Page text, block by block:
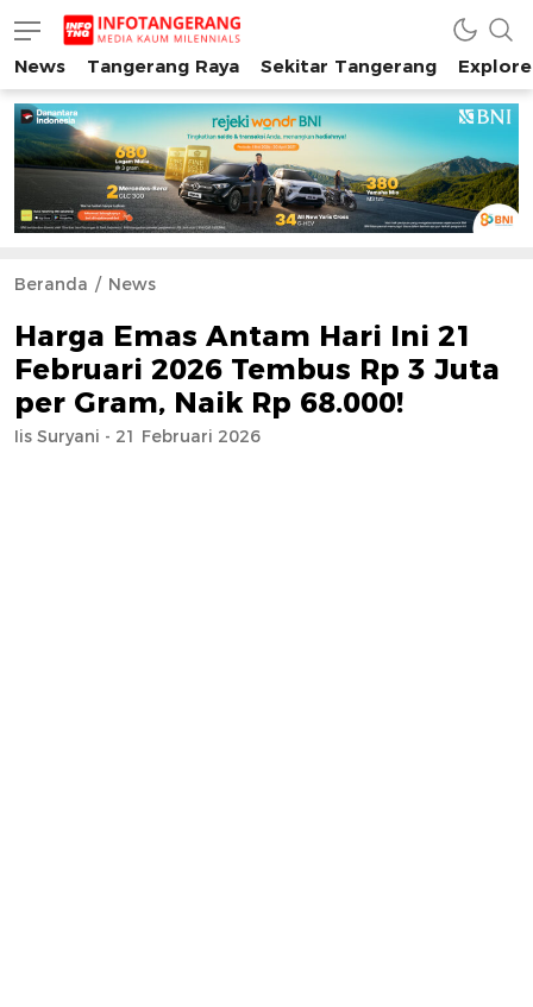
INFO TANGERANG
Media Kaum Millenials Tangerang Raya
News Tangerang Raya Sekitar Tangerang
Beranda News
Harga Emas Antam Hari Ini 21
Februari 2026 Tembus Rp 3 Juta
per Gram, Naik Rp 68.000!
Iis Suryani - 21 Februari 2026